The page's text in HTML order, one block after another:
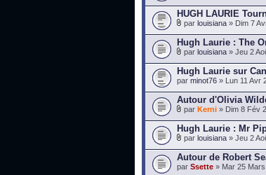
HUGH LAURIE
par louisiana » Dim 7
Hugh Laurie : The
par louisiana » Jeu 2
Hugh Laurie sur
par minot76 » Lun 11 Avr
Autour d'Olivia
par Kerni » Dim 8 Fév
Hugh Laurie : Mr
par louisiana » Jeu 2
Autour de Robert
par Ssette » Mar 25